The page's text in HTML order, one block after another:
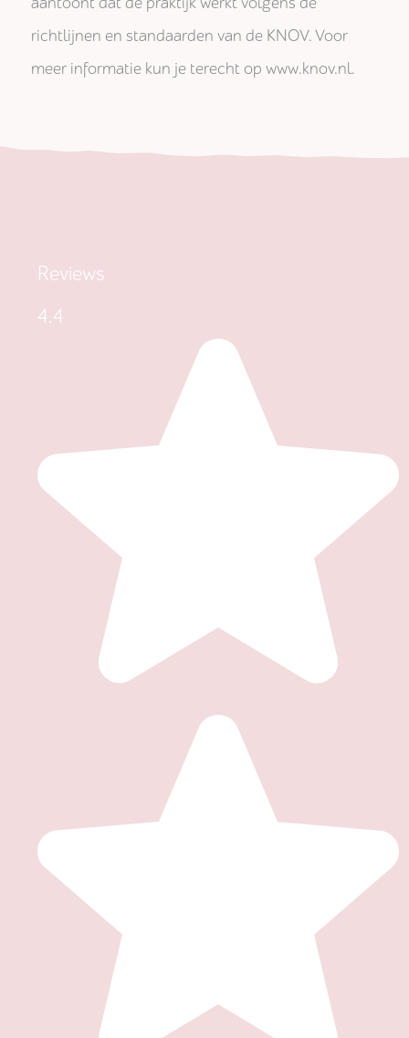
richtlijnen en standaarden van de KNOV. Voor
meer informatie kun je terecht op www.knov.nl.
Reviews
4.4